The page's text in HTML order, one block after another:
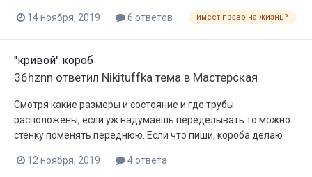
14 ноября, 2019 6 ответов имеет право на жизнь?
"кривой" короб
36hznn ответил Nikituffka тема в Мастерская
Смотря какие размеры и состояние и где трубы
расположены, если уж надумаешь переделывать то можно
стенку поменять переднюю. Если что пиши, короба делаю
12 ноября, 2019 4 ответа